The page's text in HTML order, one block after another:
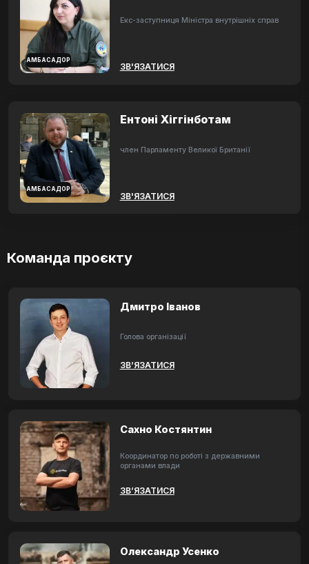
АМБАСАДОР
Екс-заступниця Міністра внутрішніх справ
ЗВ'ЯЗАТИСЯ
АМБАСАДОР
Ентоні Хіггінботам
член Парламенту Великої Британії
ЗВ'ЯЗАТИСЯ
Команда проєкту
Дмитро Іванов
Голова організації
ЗВ’ЯЗАТИСЯ
Сахно Костянтин
Координатор по роботі з державними
органами влади
ЗВ’ЯЗАТИСЯ
Олександр Усенко